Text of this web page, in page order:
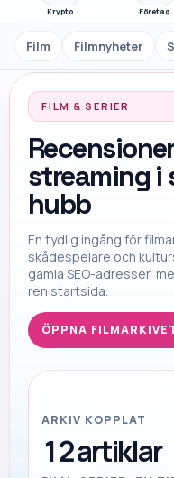
Företag
Krypto
Film Filmnyheter
FILM & SERIER
streaming i
hubb
En tydlig ingång för
skådespelare och
gamla SEO-adresser,
ren startsida.
ÖPPNA
ARKIV KOPPLAT
12artiklar